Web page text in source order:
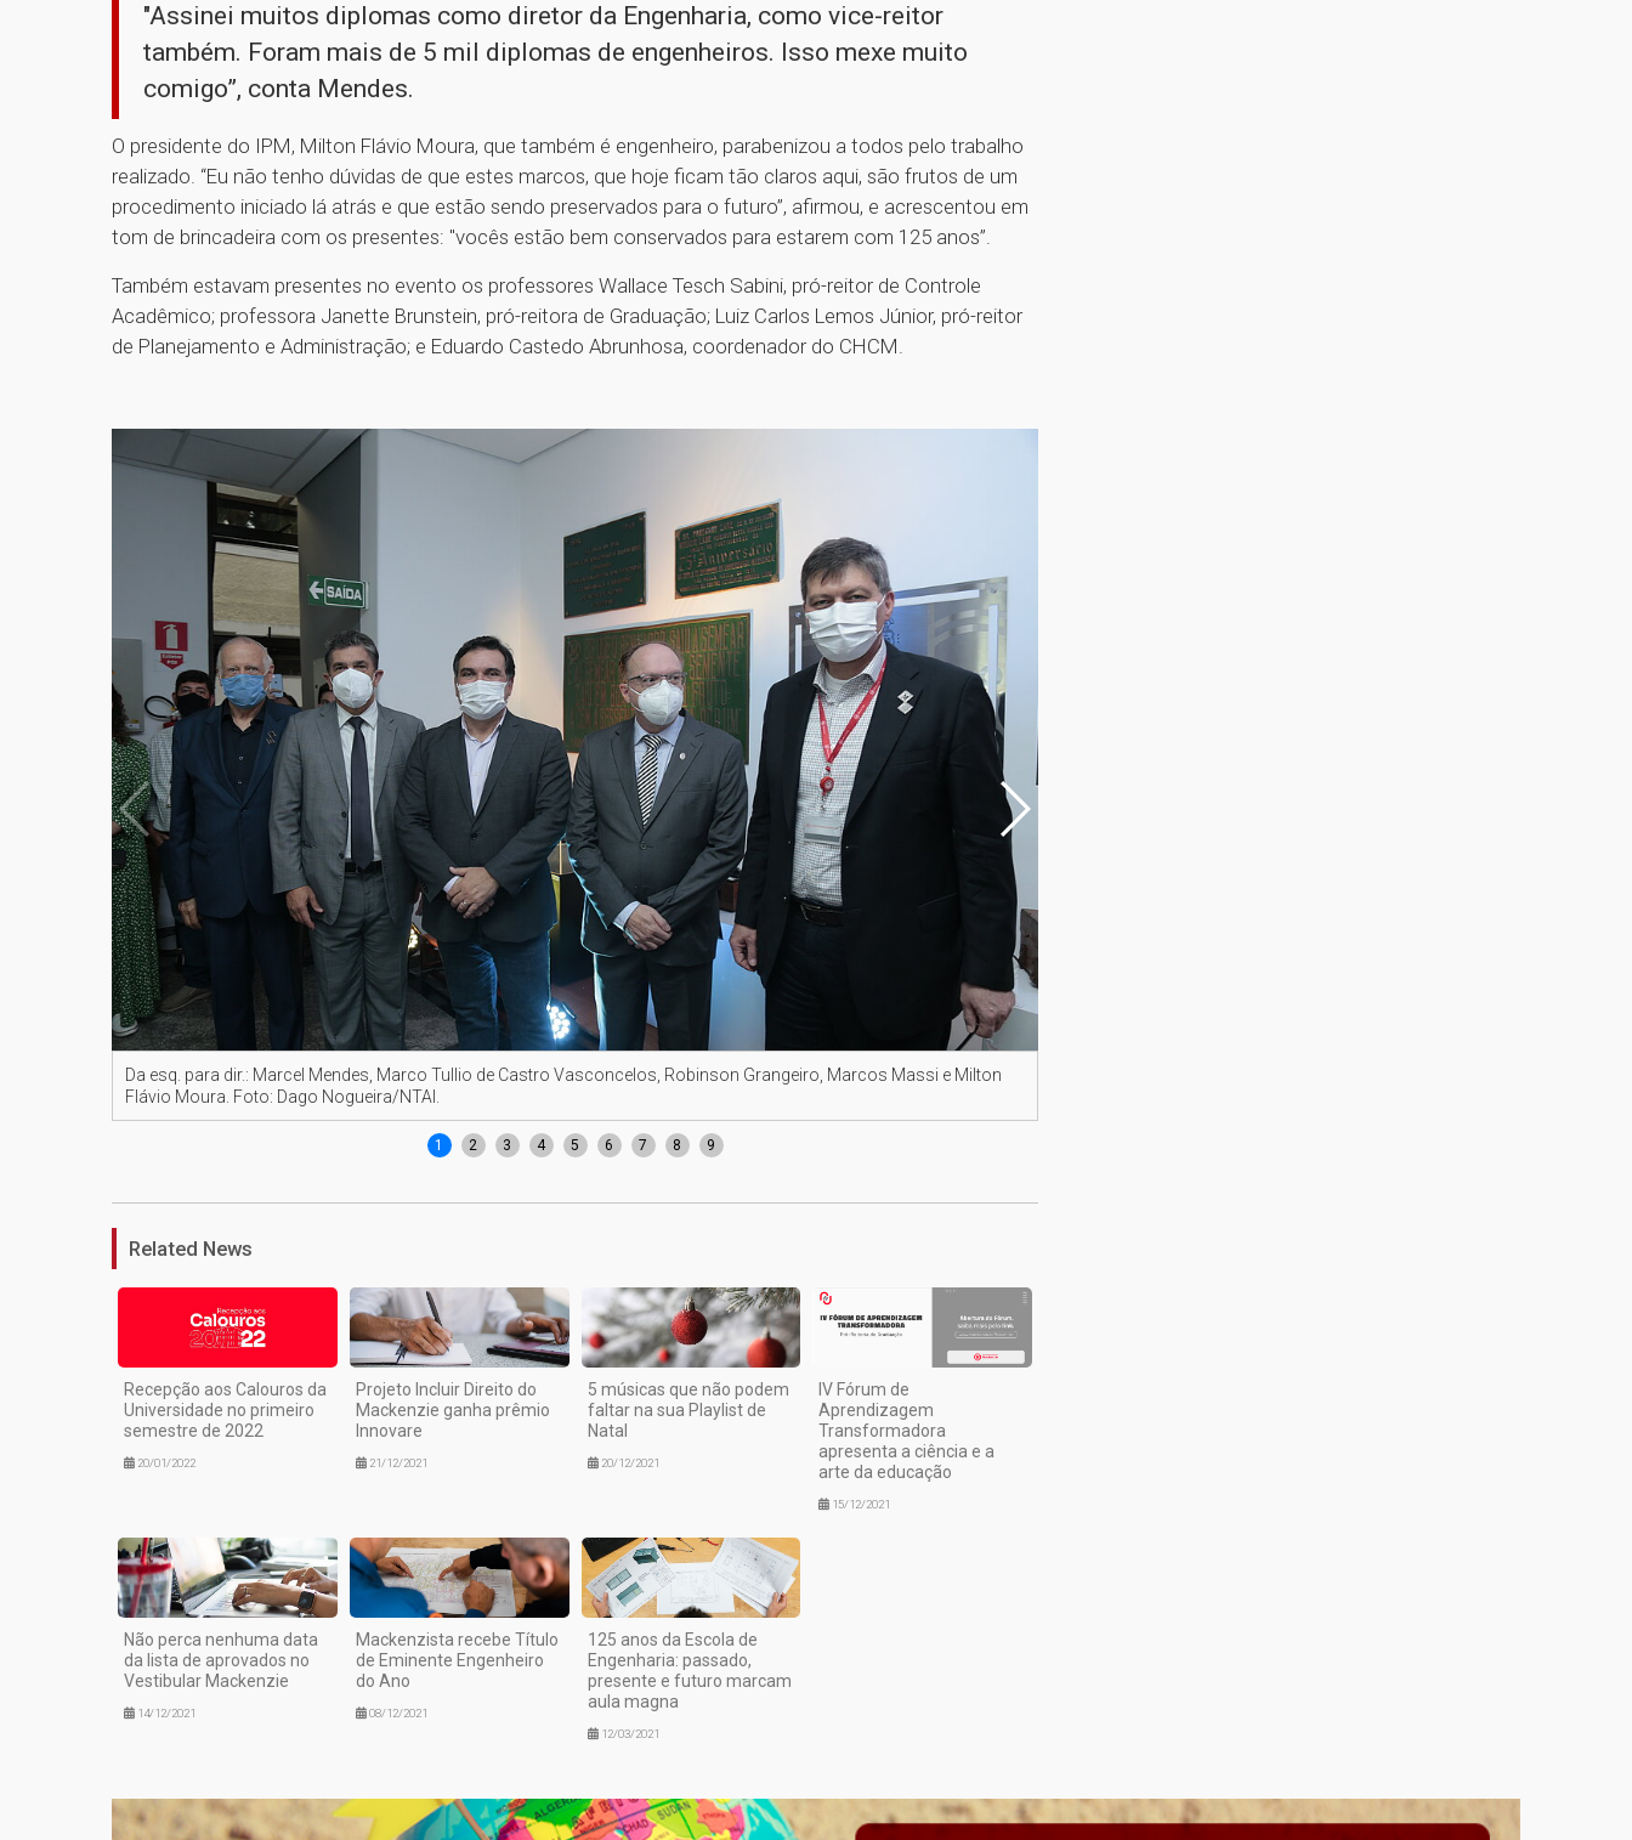
"Assinei muitos diplomas como diretor da Engenharia, como vice-reitor
também. Foram mais de 5 mil diplomas de engenheiros. Isso mexe muito
comigo”, conta Mendes.
O presidente do IPM, Milton Flávio Moura, que também é engenheiro, parabenizou a todos pelo trabalho
realizado. “Eu não tenho dúvidas de que estes marcos, que hoje ficam tão claros aqui, são frutos de um
procedimento iniciado lá atrás e que estão sendo preservados para o futuro”, afirmou, e acrescentou em
tom de brincadeira com os presentes: "vocês estão bem conservados para estarem com 125 anos”.
Também estavam presentes no evento os professores Wallace Tesch Sabini, pró-reitor de Controle
Acadêmico; professora Janette Brunstein, pró-reitora de Graduação; Luiz Carlos Lemos Júnior, pró-reitor
de Planejamento e Administração; e Eduardo Castedo Abrunhosa, coordenador do CHCM.
Da esq. para dir.: Marcel Mendes, Marco Tullio de Castro Vasconcelos, Robinson Grangeiro, Marcos Massi e Milton
Flávio Moura. Foto: Dago Nogueira/NTAI.
1 2 3 4 5 6 7 8 9
Related News
Recepção aos Calouros da
Universidade no primeiro
semestre de 2022
20/01/2022
Projeto Incluir Direito do
Mackenzie ganha prêmio
Innovare
21/12/2021
5 músicas que não podem
faltar na sua Playlist de
Natal
20/12/2021
IV Fórum de
Aprendizagem
Transformadora
apresenta a ciência e a
arte da educação
15/12/2021
Não perca nenhuma data
da lista de aprovados no
Vestibular Mackenzie
14/12/2021
Mackenzista recebe Título
de Eminente Engenheiro
do Ano
08/12/2021
125 anos da Escola de
Engenharia: passado,
presente e futuro marcam
aula magna
12/03/2021